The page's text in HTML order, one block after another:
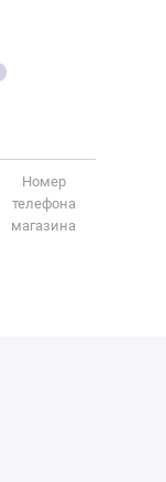
Номер
телефона
магазина